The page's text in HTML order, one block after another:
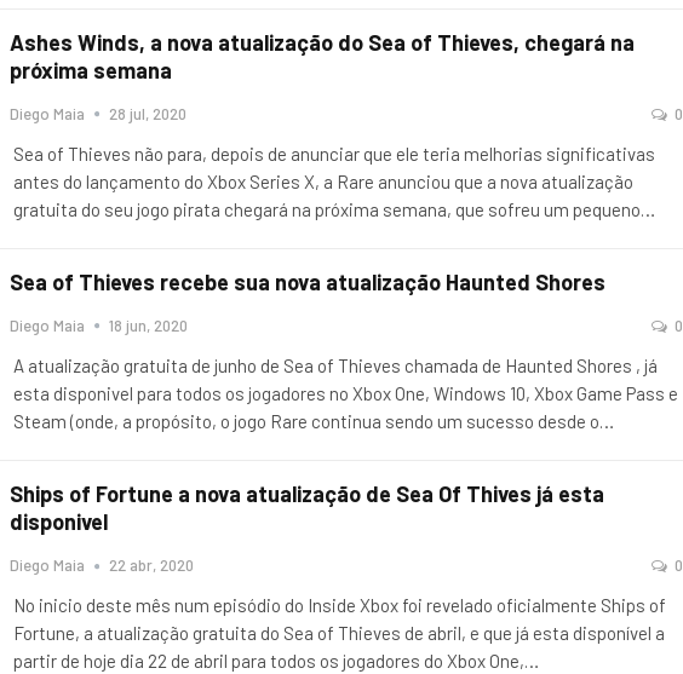
Ashes Winds, a nova atualização do Sea of ​​Thieves, chegará na
próxima semana
Diego Maia 28 jul, 2020 0
Sea of ​​Thieves não para, depois de anunciar que ele teria melhorias significativas
antes do lançamento do Xbox Series X, a Rare anunciou que a nova atualização
gratuita do seu jogo pirata chegará na próxima semana, que sofreu um pequeno…
Sea of ​​Thieves recebe sua nova atualização Haunted Shores
Diego Maia 18 jun, 2020 0
A atualização gratuita de junho de Sea of ​​Thieves chamada de Haunted Shores , já
esta disponivel para todos os jogadores no Xbox One, Windows 10, Xbox Game Pass e
Steam (onde, a propósito, o jogo Rare continua sendo um sucesso desde o…
Ships of Fortune a nova atualização de Sea Of Thives já esta
disponivel
Diego Maia 22 abr, 2020 0
No inicio deste mês num episódio do Inside Xbox foi revelado oficialmente Ships of
Fortune, a atualização gratuita do Sea of ​​Thieves de abril, e que já esta disponível a
partir de hoje dia 22 de abril para todos os jogadores do Xbox One,…